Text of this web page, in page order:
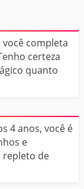
completa
certeza
quanto
4 anos, você é
e
repleto de